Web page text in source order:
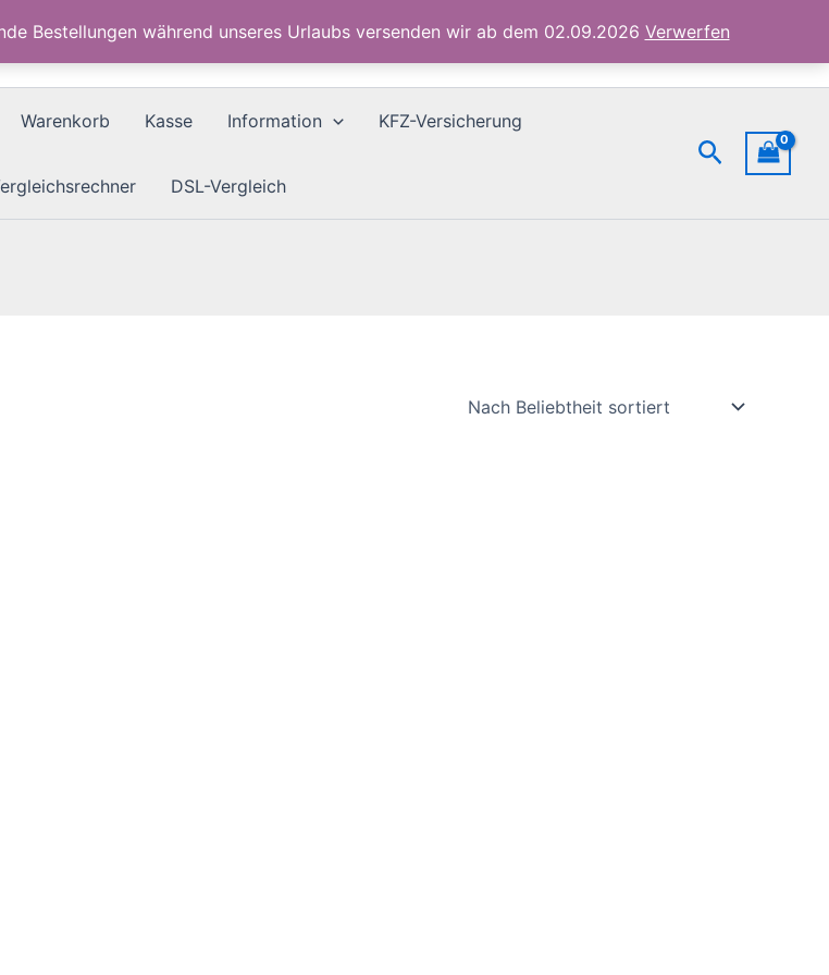
Bestellungen während unseres Urlaubs versenden wir ab dem 02.09.2026 Verwerfen
Warenkorb Kasse Information KFZ-Versicherung
DSL-Vergleich
Suchen